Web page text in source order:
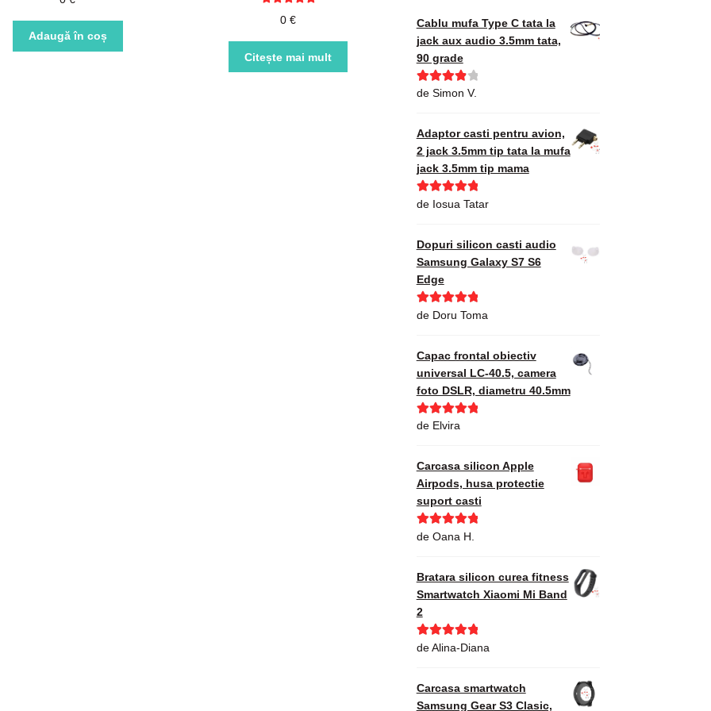
Adaugă în coș
5.00 din 5
0 €
Citește mai mult
Cablu mufa Type C tata la
jack aux audio 3.5mm tata,
90 grade
Evaluat la
de Simon V.
Adaptor casti pentru avion,
2 jack 3.5mm tip tata la mufa
jack 3.5mm tip mama
Evaluat la5
de Iosua Tatar
Dopuri silicon casti audio
Samsung Galaxy S7 S6
Edge
Evaluat la5
de Doru Toma
Capac frontal obiectiv
universal LC-40.5, camera
foto DSLR, diametru 40.5mm
Evaluat la
de Elvira
Carcasa silicon Apple
Airpods, husa protectie
suport casti
Evaluat la5
de Oana H.
Bratara silicon curea fitness
Smartwatch Xiaomi Mi Band
2
Evaluat la5
de Alina-Diana
Carcasa smartwatch
Samsung Gear S3 Clasic,